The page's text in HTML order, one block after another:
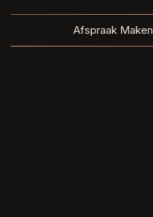
Afspraak Maken